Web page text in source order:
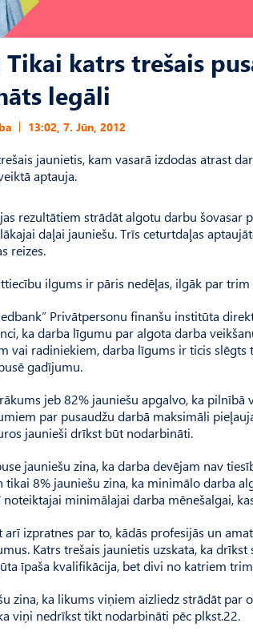
katrs trešais
legāli
13:02, 7. Jūn, 2012
jaunietis, kam vasarā izdodas atrast
aptauja.
rezultātiem strādāt algotu darbu
daļai jauniešu. Trīs ceturtdaļas
reizes.
ilgums ir pāris nedēļas, ilgāk par
Privātpersonu finanšu institūta
ka darba līgumu par algota darba
vai radiniekiem, darba līgums ir ticis
gadījumu.
jeb 82% jauniešu apgalvo, ka
par pusaudžu darbā maksimāli
jaunieši drīkst būt nodarbināti.
jauniešu zina, ka darba devējam nav
tikai 8% jauniešu zina, ka minimālo darba
minimālajai darba mēnešalgai,
arī izpratnes par to, kādās profesijās un
Katrs trešais jaunietis uzskata, ka
īpaša kvalifikācija, bet divi no katriem
zina, ka likums viņiem aizliedz strādāt
viņi nedrīkst tikt nodarbināti pēc plkst.22.